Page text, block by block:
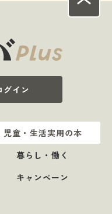
グイン
児童・生活実用の本
暮らし・働く
キャンペーン